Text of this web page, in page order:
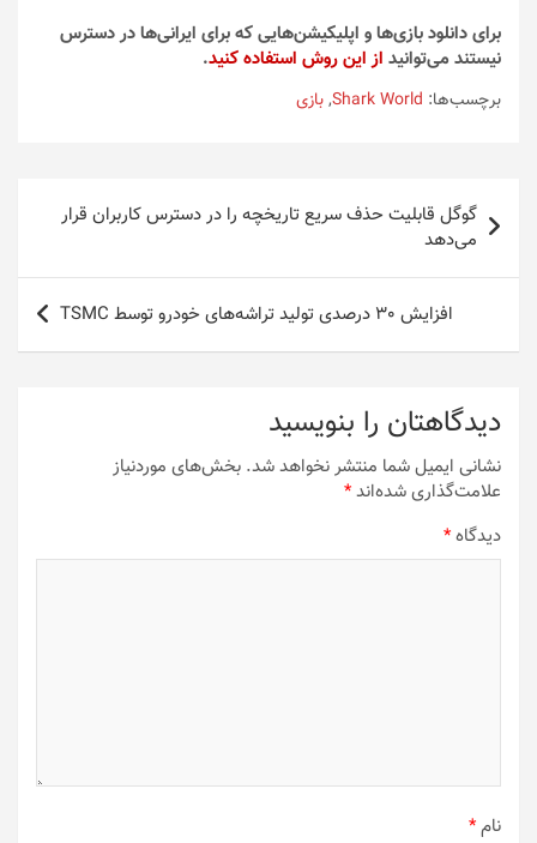
برای دانلود بازی‌ها و اپلیکیشن‌هایی که برای ایرانی‌ها در دسترس
نیستند می‌توانید از این روش استفاده کنید.
برچسب‌ها: Shark World
,بازی
راهبری
نوشتهگوگل قابلیت حذف سریع تاریخچه را در دسترس کاربران قرار
می‌دهد
افزایش 30 درصدی تولید تراشه‌های خودرو توسط TSMC
دیدگاهتان را بنویسید
نشانی ایمیل شما منتشر نخواهد شد. بخش‌های موردنیاز
علامت‌گذاری شده‌اند*
دیدگاه*
نام*